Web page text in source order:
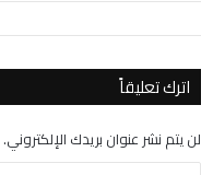
اترك تعليقاً
لن يتم نشر عنوان بريدك الإلكتروني.